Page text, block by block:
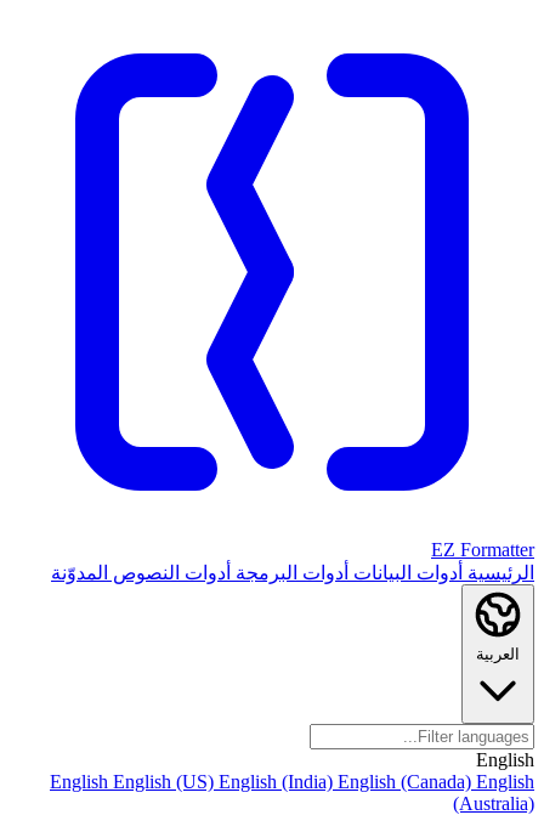
EZ Formatter
الرئيسية أدوات البيانات أدوات البرمجة أدوات النصوص المدوّنة
العربية
English
English English (US) English (India) English (Canada) English
(Australia)